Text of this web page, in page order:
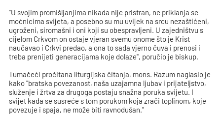
"U svojim promišljanjima nikada nije pristran, ne priklanja se
moćnicima svijeta, a posebno su mu uvijek na srcu nezaštićeni,
ugroženi, siromašni i oni koji su obespravljeni. U zajedništvu s
cijelom Crkvom on ostaje vjeran svemu onome što je Krist
naučavao i Crkvi predao, a ona to sada vjerno čuva i prenosi i
treba prenijeti generacijama koje dolaze", poručio je biskup.
Tumačeći pročitana liturgijska čitanja, mons. Razum naglasio je
kako "bratska povezanost, naša uzajamna ljubav i prijateljstvo,
služenje i žrtva za drugoga postaju snažna poruka svijetu. I
svijet kada se susreće s tom porukom koja zrači toplinom, koje
povezuje i spaja, ne može biti ravnodušan."